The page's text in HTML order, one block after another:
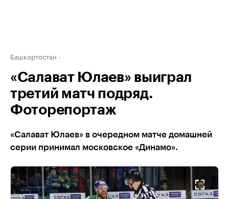
Башкортостан
«Салават Юлаев» выиграл
третий матч подряд.
Фоторепортаж
«Салават Юлаев» в очередном матче домашней
серии принимал московское «Динамо».